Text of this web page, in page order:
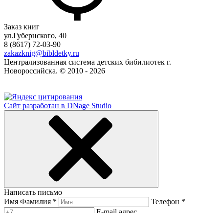
Заказ книг
ул.Губернского, 40
8 (8617) 72-03-90
zakazknig@bibldetky.ru
Централизованная система детских бибилиотек г.
Новороссийска. © 2010 - 2026
Сайт разработан в DNage Studio
Написать письмо
Имя Фамилия *
Телефон *